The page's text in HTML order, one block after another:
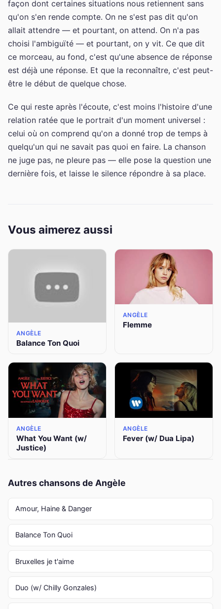
façon dont certaines situations nous retiennent sans
qu'on s'en rende compte. On ne s'est pas dit qu'on
allait attendre — et pourtant, on attend. On n'a pas
choisi l'ambiguïté — et pourtant, on y vit. Ce que dit
ce morceau, au fond, c'est qu'une absence de réponse
est déjà une réponse. Et que la reconnaître, c'est peut-
être le début de quelque chose.
Ce qui reste après l'écoute, c'est moins l'histoire d'une
relation ratée que le portrait d'un moment universel :
celui où on comprend qu'on a donné trop de temps à
quelqu'un qui ne savait pas quoi en faire. La chanson
ne juge pas, ne pleure pas — elle pose la question une
dernière fois, et laisse le silence répondre à sa place.
Vous aimerez aussi
ANGÈLE
Balance Ton Quoi
ANGÈLE
Flemme
ANGÈLE
What You Want (w/
Justice)
ANGÈLE
Fever (w/ Dua Lipa)
Autres chansons de Angèle
Amour, Haine & Danger
Balance Ton Quoi
Bruxelles je t'aime
Duo (w/ Chilly Gonzales)